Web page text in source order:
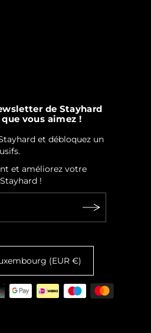
de Stayhard
vous aimez !
et débloquez un
et améliorez votre
!
(EUR €)